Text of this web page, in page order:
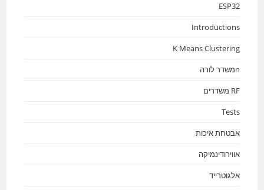
ESP32
Introductions
K Means Clustering
nמשדר לורה
RF משדרים
Tests
אבטחת איכות
אווירודינמיקה
אלגוטרייד